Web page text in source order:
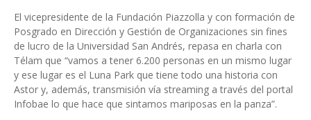
El vicepresidente de la Fundación Piazzolla y con formación de
Posgrado en Dirección y Gestión de Organizaciones sin fines
de lucro de la Universidad San Andrés, repasa en charla con
Télam que “vamos a tener 6.200 personas en un mismo lugar
y ese lugar es el Luna Park que tiene todo una historia con
Astor y, además, transmisión vía streaming a través del portal
Infobae lo que hace que sintamos mariposas en la panza”.